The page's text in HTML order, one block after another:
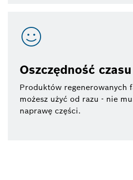
Oszczędność czasu
Produktów regenerowanych
możesz użyć od razu - nie
naprawę części.